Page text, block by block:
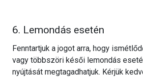
6. Lemondás esetén
Fenntartjuk a jogot arra, hogy
vagy többszöri késői lemondás
nyújtását megtagadhatjuk. Kérjük